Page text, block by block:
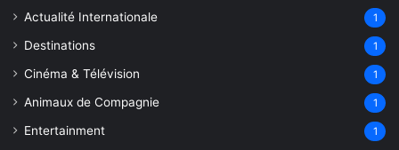
Actualité Internationale 1
Destinations 1
Cinéma & Télévision 1
Animaux de Compagnie 1
Entertainment 1